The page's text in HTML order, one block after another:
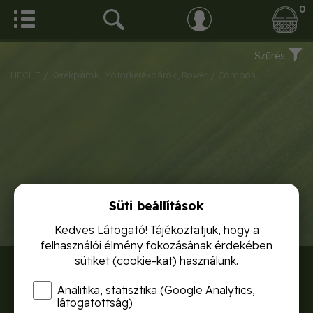
0
Szűrés
HECHT / Kerékpárok, Motorkerékpárok, Rower / Compos
RÓLUNK
SZÁLLÍTÁSI DÍJAK
Süti beállítások
Kedves Látogató! Tájékoztatjuk, hogy a
felhasználói élmény fokozásának érdekében
sütiket (cookie-kat) használunk.
Analitika, statisztika (Google Analytics,
látogatottság)